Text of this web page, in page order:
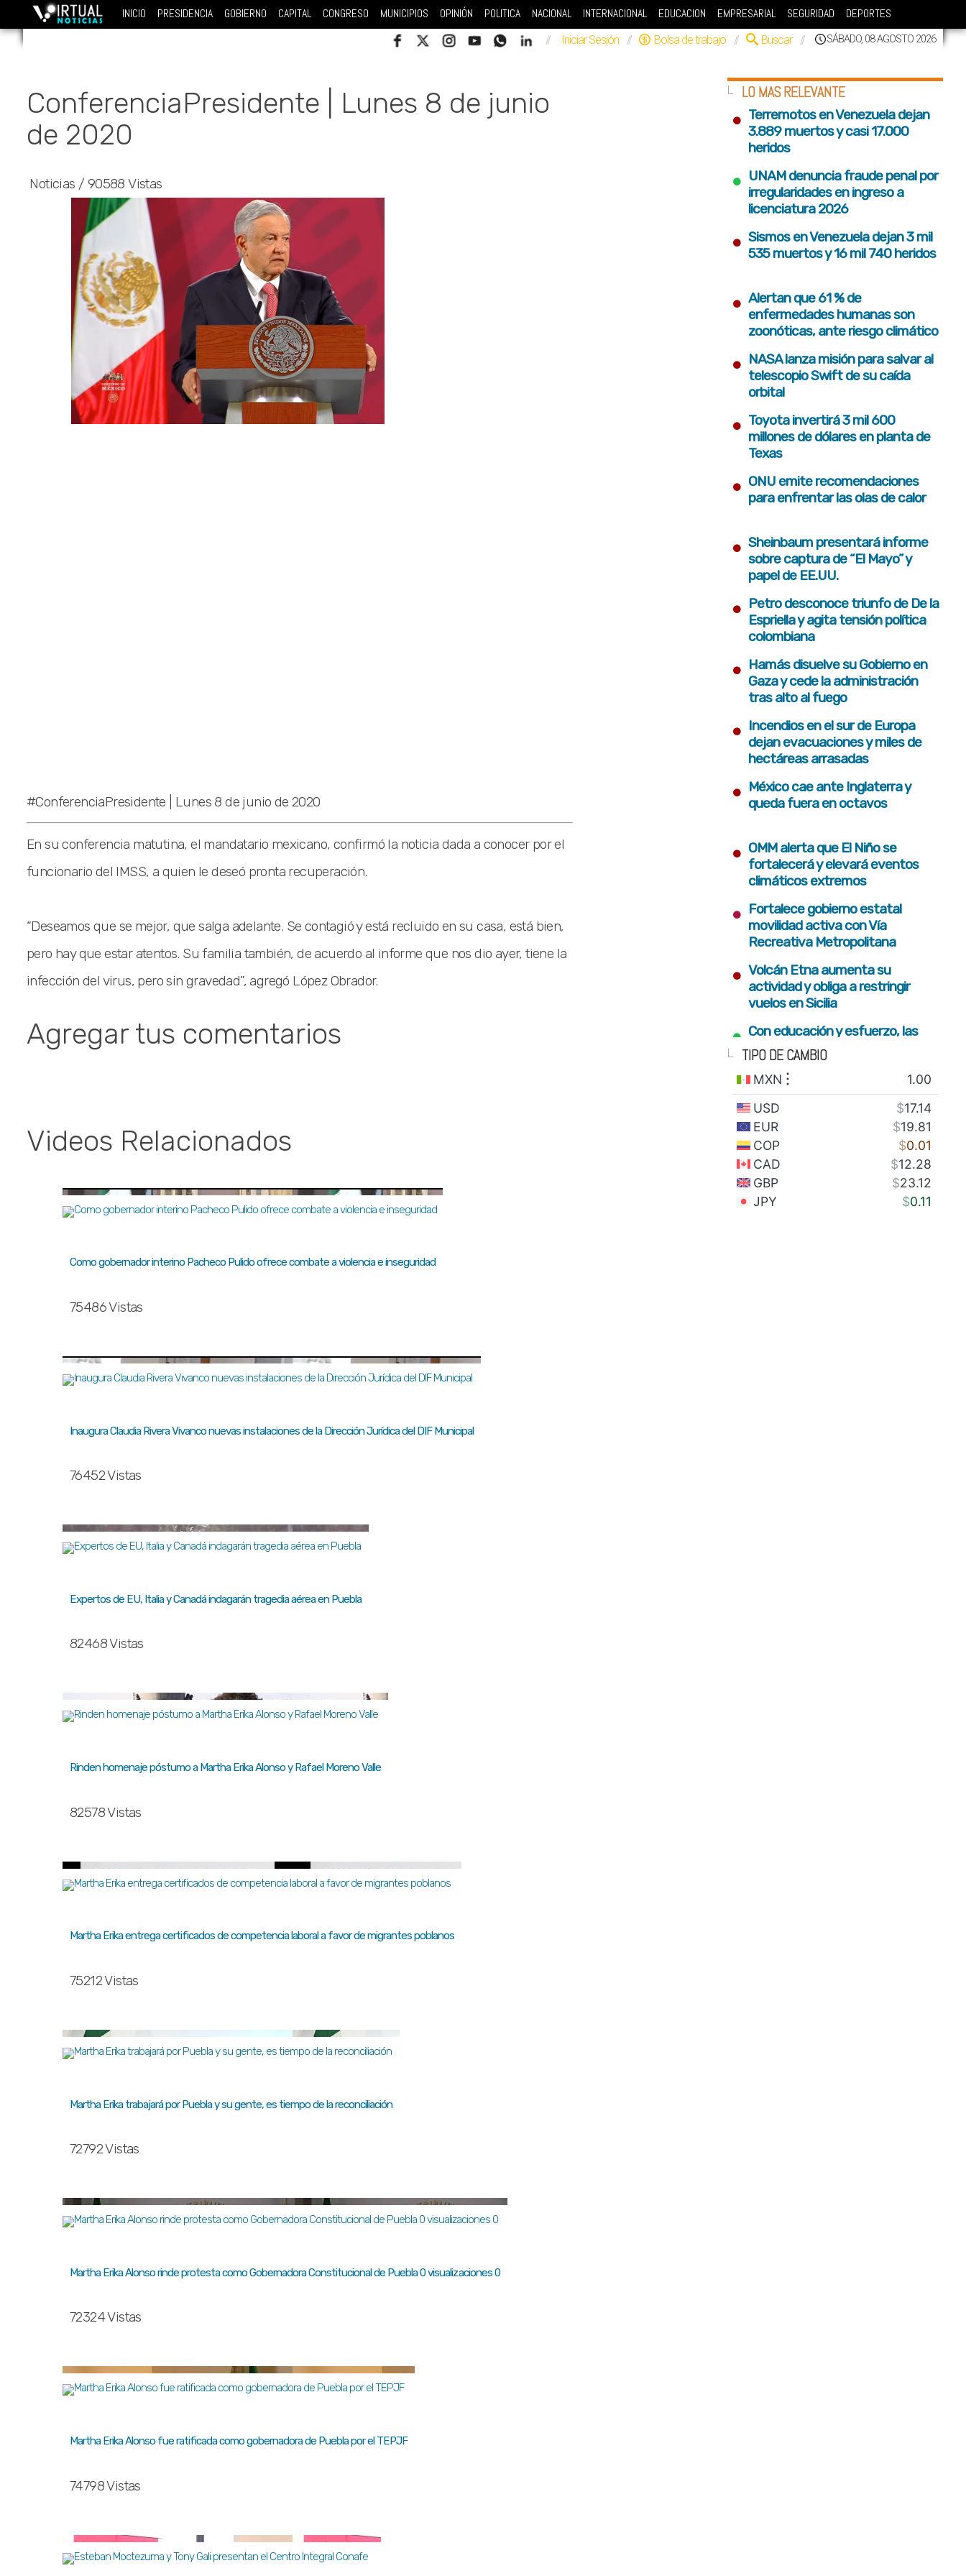
INICIO PRESIDENCIA GOBIERNO CAPITAL CONGRESO MUNICIPIOS OPINIÓN POLITICA NACIONAL INTERNACIONAL EDUCACION EMPRESARIAL SEGURIDAD DEPORTES
SÁBADO, 08 AGOSTO 2026
//
Buscar
//
Bolsa de trabajo
//
Iniciar Sesión
//
ConferenciaPresidente | Lunes 8 de junio
de 2020
Noticias / 90588 Vistas
#ConferenciaPresidente | Lunes 8 de junio de 2020
En su conferencia matutina, el mandatario mexicano, confirmó la noticia dada a conocer por el
funcionario del IMSS, a quien le deseó pronta recuperación.
“Deseamos que se mejor, que salga adelante. Se contagió y está recluido en su casa, está bien,
pero hay que estar atentos. Su familia también, de acuerdo al informe que nos dio ayer, tiene la
infección del virus, pero sin gravedad”, agregó López Obrador.
Agregar tus comentarios
Videos Relacionados
Como gobernador interino Pacheco Pulido ofrece combate a violencia e inseguridad
75486 Vistas
Inaugura Claudia Rivera Vivanco nuevas instalaciones de la Dirección Jurídica del DIF Municipal
76452 Vistas
Expertos de EU, Italia y Canadá indagarán tragedia aérea en Puebla
82468 Vistas
Rinden homenaje póstumo a Martha Erika Alonso y Rafael Moreno Valle
82578 Vistas
Martha Erika entrega certificados de competencia laboral a favor de migrantes poblanos
75212 Vistas
Martha Erika trabajará por Puebla y su gente, es tiempo de la reconciliación
72792 Vistas
Martha Erika Alonso rinde protesta como Gobernadora Constitucional de Puebla 0 visualizaciones 0
72324 Vistas
Martha Erika Alonso fue ratificada como gobernadora de Puebla por el TEPJF
74798 Vistas
LO MAS RELEVANTE
• Terremotos en Venezuela dejan
3.889 muertos y casi 17.000
heridos
• UNAM denuncia fraude penal por
irregularidades en ingreso a
licenciatura 2026
• Sismos en Venezuela dejan 3 mil
535 muertos y 16 mil 740 heridos
• Alertan que 61 % de
enfermedades humanas son
zoonóticas, ante riesgo climático
• NASA lanza misión para salvar al
telescopio Swift de su caída
orbital
• Toyota invertirá 3 mil 600
millones de dólares en planta de
Texas
• ONU emite recomendaciones
para enfrentar las olas de calor
• Sheinbaum presentará informe
sobre captura de “El Mayo” y
papel de EE.UU.
• Petro desconoce triunfo de De la
Espriella y agita tensión política
colombiana
• Hamás disuelve su Gobierno en
Gaza y cede la administración
tras alto al fuego
• Incendios en el sur de Europa
dejan evacuaciones y miles de
hectáreas arrasadas
• México cae ante Inglaterra y
queda fuera en octavos
• OMM alerta que El Niño se
fortalecerá y elevará eventos
climáticos extremos
• Fortalece gobierno estatal
movilidad activa con Vía
Recreativa Metropolitana
• Volcán Etna aumenta su
actividad y obliga a restringir
vuelos en Sicilia
• Con educación y esfuerzo, las
nuevas generaciones
construyen el futuro del estado
• Fortalecimiento del campo y
conectividad para bienestar de
familias serranas: Armenta Mier
• Gobierno estatal plantará 2
millones de árboles con visión
integral de restauración
TIPO DE CAMBIO